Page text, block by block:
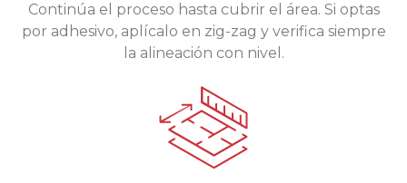
Continúa el proceso hasta cubrir el área. Si optas
por adhesivo, aplícalo en zig-zag y verifica siempre
la alineación con nivel.